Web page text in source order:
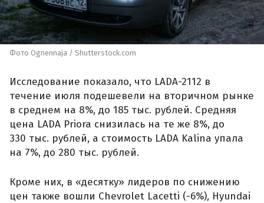
Фото Ognennaja / Shutterstock.com
Исследование показало, что LADA-2112 в
течение июля подешевели на вторичном рынке
в среднем на 8%, до 185 тыс. рублей. Средняя
цена LADA Priora снизилась на те же 8%, до
330 тыс. рублей, а стоимость LADA Kalina упала
на 7%, до 280 тыс. рублей.
Кроме них, в «десятку» лидеров по снижению
цен также вошли Chevrolet Lacetti (-6%), Hyundai